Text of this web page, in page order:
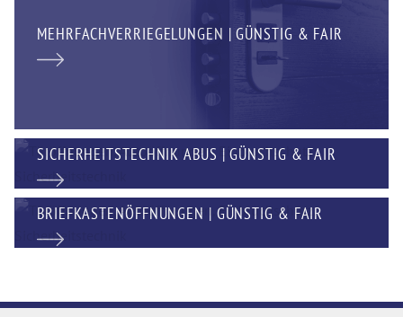
MEHRFACHVERRIEGELUNGEN | GÜNSTIG & FAIR
SICHERHEITSTECHNIK ABUS | GÜNSTIG & FAIR
BRIEFKASTENÖFFNUNGEN | GÜNSTIG & FAIR